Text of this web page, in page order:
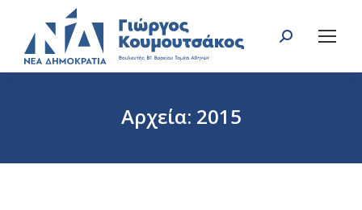
Search:
Αρχεία: 2015